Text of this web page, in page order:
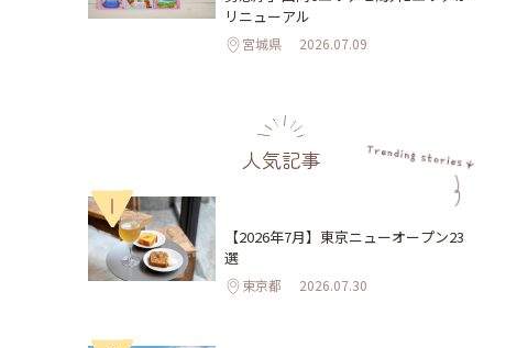
リニューアル
宮城県 2026.07.09
人気記事
1
【2026年7月】東京ニューオープン23
選
東京都 2026.07.30